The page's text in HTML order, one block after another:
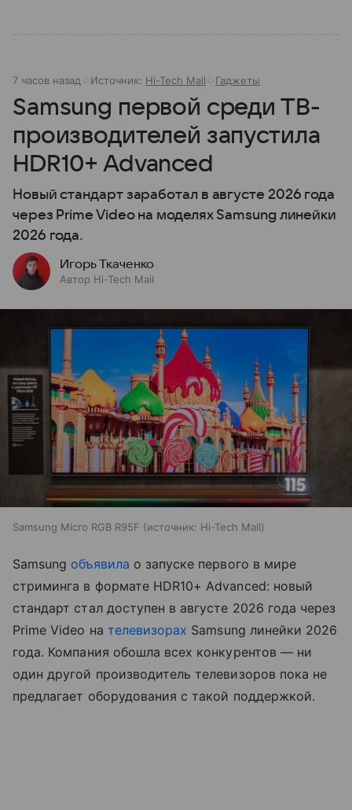
7 часов назад Источник: Hi-Tech Mail Гаджеты
Samsung первой среди ТВ-
производителей запустила
HDR10+ Advanced
Новый стандарт заработал в августе 2026 года
через Prime Video на моделях Samsung линейки
2026 года.
Игорь Ткаченко
Автор Hi-Tech Mail
Samsung Micro RGB R95F источник: Hi-Tech Mail
Samsung объявила о запуске первого в мире
стриминга в формате HDR10+ Advanced: новый
стандарт стал доступен в августе 2026 года через
Prime Video на телевизорах Samsung линейки 2026
года. Компания обошла всех конкурентов — ни
один другой производитель телевизоров пока не
предлагает оборудования с такой поддержкой.